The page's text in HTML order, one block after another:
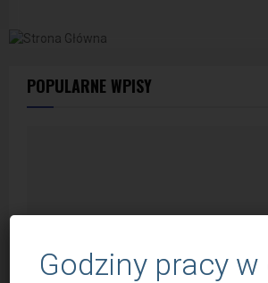
POPULARNE WPISY
Godziny pracy w